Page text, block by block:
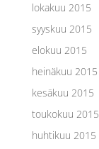
lokakuu 2015
syyskuu 2015
elokuu 2015
heinäkuu 2015
kesäkuu 2015
toukokuu 2015
huhtikuu 2015